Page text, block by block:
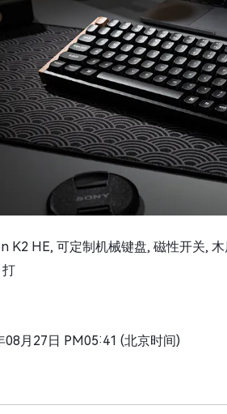
K2 HE, 可定制机械键盘, 磁性开关,
打
08月27日 PM05:41 (北京时间)